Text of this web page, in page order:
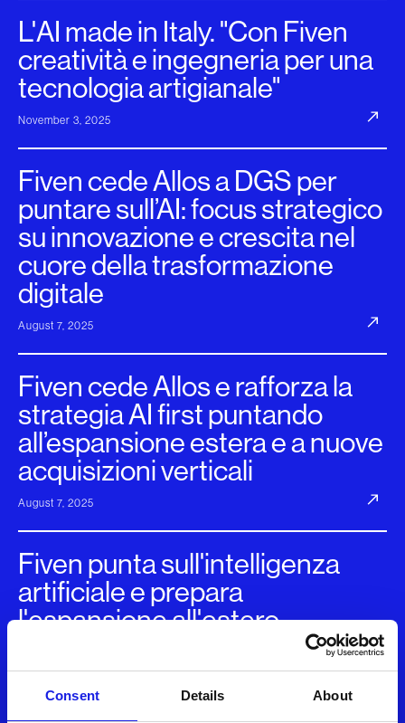
Consent Details About
L'AI made in Italy. "Con Fiven
creatività e ingegneria per una
tecnologia artigianale"
November 3, 2025
Fiven cede Allos a DGS per
puntare sull’AI: focus strategico
su innovazione e crescita nel
cuore della trasformazione
digitale
August 7, 2025
Fiven cede Allos e rafforza la
strategia AI first puntando
all’espansione estera e a nuove
acquisizioni verticali
August 7, 2025
Fiven punta sull'intelligenza
artificiale e prepara
l'espansione all'estero